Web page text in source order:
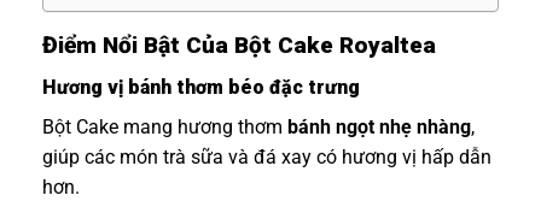
Điểm Nổi Bật Của Bột Cake Royaltea
Hương vị bánh thơm béo đặc trưng
Bột Cake mang hương thơm bánh ngọt nhẹ nhàng,
giúp các món trà sữa và đá xay có hương vị hấp dẫn
hơn.